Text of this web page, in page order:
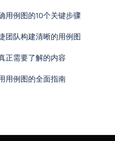
用例图的10个关键步骤
团队构建清晰的用例图
正需要了解的内容
用例图的全面指南